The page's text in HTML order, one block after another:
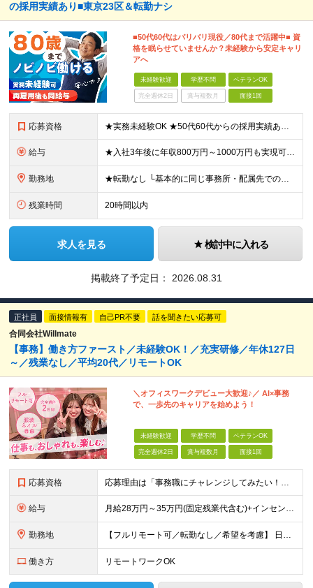
の採用実績あり■東京23区＆転勤ナシ
■50代60代はバリバリ現役／80代まで活躍中■ 資
格を眠らせていませんか？未経験から安定キャリ
アへ
未経験歓迎 学歴不問 ベテランOK
完全週休2日 賞与複数月 面接1回
応募資格 ★実務未経験OK ★50代60代からの採用実績あり（昨年実績） ★面接1回 ■電気主任技術者（第三種以上）をお持ちの方 ■学歴不問 ＼こんな想いを持った方にピッタリ／ 「資格は取得したが、実務経験
給与 ★入社3年後に年収800万円～1000万円も実現可 月給30万円以上＋各種手当 ※スキル・経験・能力を考慮して決定します。 ※残業代は別途全額支給いたします ※試用期間3カ月あり（給与・待遇に変更は
勤務地 ★転勤なし └基本的に同じ事務所・配属先での勤務となります！（本人希望の場合を除く） 東京23区内を中心としたお客様先での勤務 ※(変更の範囲)上記を除く当社関連勤務地 【本社住所】 東京都中央区
残業時間 20時間以内
求人を見る 検討中に入れる
掲載終了予定日： 2026.08.31
正社員 面接情報有 自己PR不要 話を聞きたい応募可
合同会社Willmate
【事務】働き方ファースト／未経験OK！／充実研修／年休127日
～／残業なし／平均20代／リモートOK
＼オフィスワークデビュー大歓迎♪／ AI×事務
で、一歩先のキャリアを始めよう！
未経験歓迎 学歴不問 ベテランOK
完全週休2日 賞与複数月 面接1回
応募資格 応募理由は「事務職にチャレンジしてみたい！」でOK！ #学歴不問 #未経験OK #第二新卒歓迎 ★1つでも当てはまれば、マッチング率高め★ □ オフィスワークデビューしたい方 □ 人をサポートする
給与 月給28万円～35万円(固定残業代含む)+インセンティブ＋各種手当 ※経験・能力等を考慮の上、決定します。 ※残業はほとんどありませんが、発生した場合は時間外手当を100％支給します。 【固定残業
勤務地 【フルリモート可／転勤なし／希望を考慮】 日本47都道府県、どこでも就業可能！ （東京・神奈川・埼玉・千葉・北海道・宮城・愛知・大阪・福岡・新潟など 各拠点近郊のプロジェクト先） 【Point】
働き方 リモートワークOK